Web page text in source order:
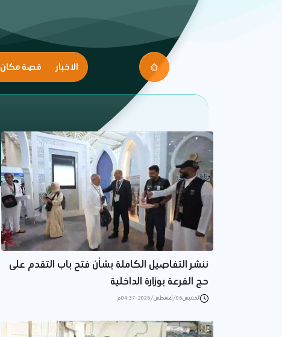
الاخبار قصة مكان
ننشر التفاصيل الكاملة بشأن فتح باب التقدم على
حج القرعة بوزارة الداخلية
الخميس 06/أغسطس/2026 - 04:37 م